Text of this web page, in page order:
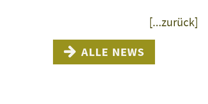
[...zurück]
ALLE NEWS